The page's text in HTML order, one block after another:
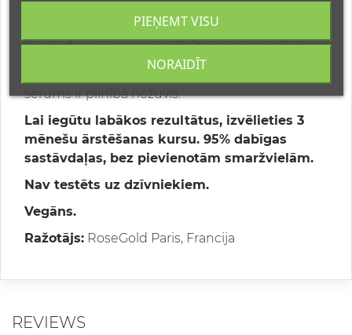
Pārliecinieties, ka uz skropstām nav
palicis grima atlikums. Uzklājiet serumu tāpat kā
acu zīmuli katru vakaru pirms gulētiešanas. Ja
serums ir pilnībā nožuvis.
Lai iegūtu labākos rezultātus, izvēlieties 3
mēnešu ārstēšanas kursu. 95% dabīgas
sastāvdaļas, bez pievienotām smaržvielām.
Nav testēts uz dzīvniekiem.
Vegāns.
Ražotājs: RoseGold Paris, Francija
REVIEWS
NORAIDĪT
PIEŅEMT VISU